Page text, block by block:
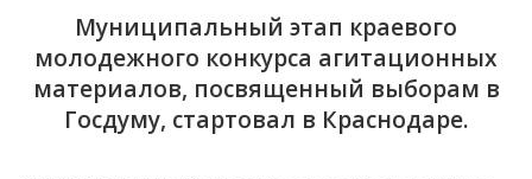
Муниципальный этап краевого
молодежного конкурса агитационных
материалов, посвященный выборам в
Госдуму, стартовал в Краснодаре.